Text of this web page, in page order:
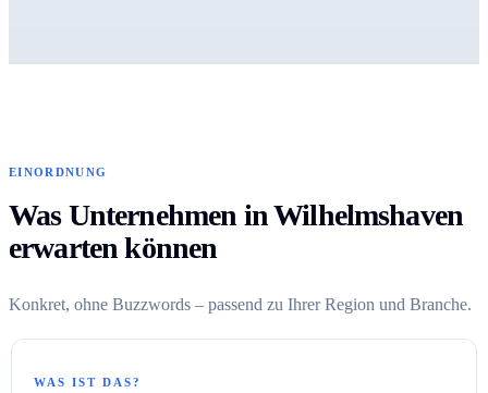
EINORDNUNG
Was Unternehmen in Wilhelmshaven
erwarten können
Konkret, ohne Buzzwords – passend zu Ihrer Region und Branche.
WAS IST DAS?